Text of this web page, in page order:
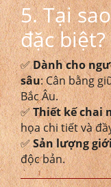
5. Tại
đặc biệt?
✅Dành cho
sâu: Cân bằng
Bắc Âu.
✅Thiết kế chai
họa chi tiết và
✅Sản lượng
độc bản.